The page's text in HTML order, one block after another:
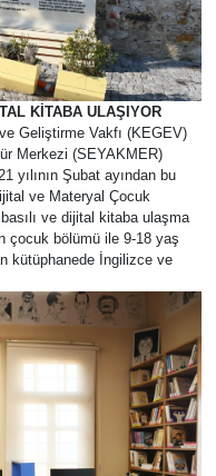
KİTABA ULAŞIYOR
Geliştirme Vakfı (KEGEV)
Merkezi (SEYAKMER)
yılının Şubat ayından bu
ve Materyal Çocuk
ve dijital kitaba ulaşma
çocuk bölümü ile 9-18 yaş
kütüphanede İngilizce ve